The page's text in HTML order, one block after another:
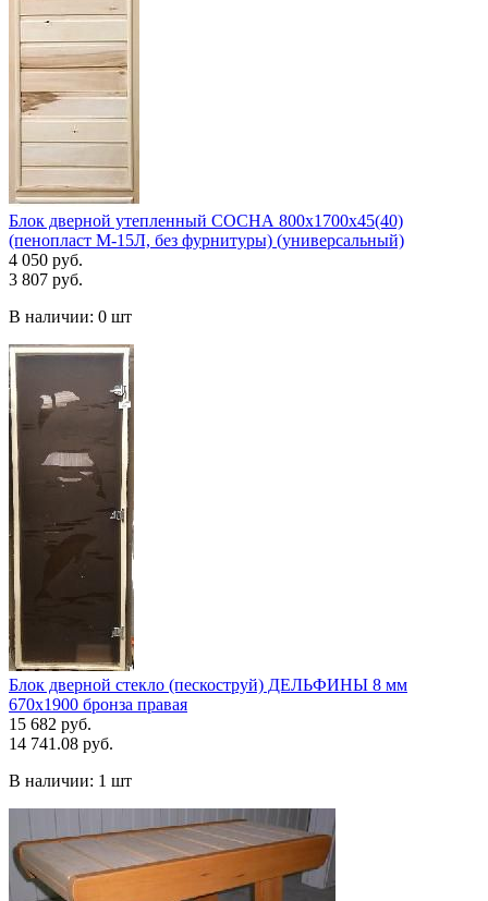
Блок дверной утепленный СОСНА 800х1700х45(40)
(пенопласт М-15Л, без фурнитуры) (универсальный)
4 050 руб.
3 807 руб.
В наличии: 0 шт
Блок дверной стекло (пескоструй) ДЕЛЬФИНЫ 8 мм
670х1900 бронза правая
15 682 руб.
14 741.08 руб.
В наличии: 1 шт